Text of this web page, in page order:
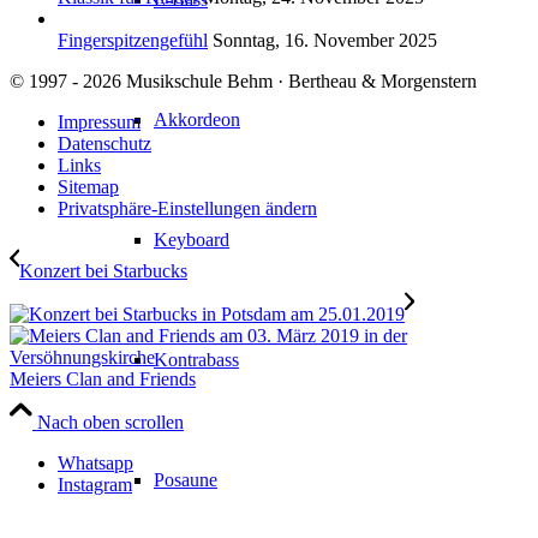
Akkordeon
Keyboard
Kontrabass
Posaune
Fingerspitzengefühl Sonntag, 16. November 2025
© 1997 - 2026 Musikschule Behm · Bertheau & Morgenstern
Impressum
Datenschutz
Links
Sitemap
Privatsphäre-Einstellungen ändern
Konzert bei Starbucks
Meiers Clan and Friends
Nach oben scrollen
Whatsapp
Instagram